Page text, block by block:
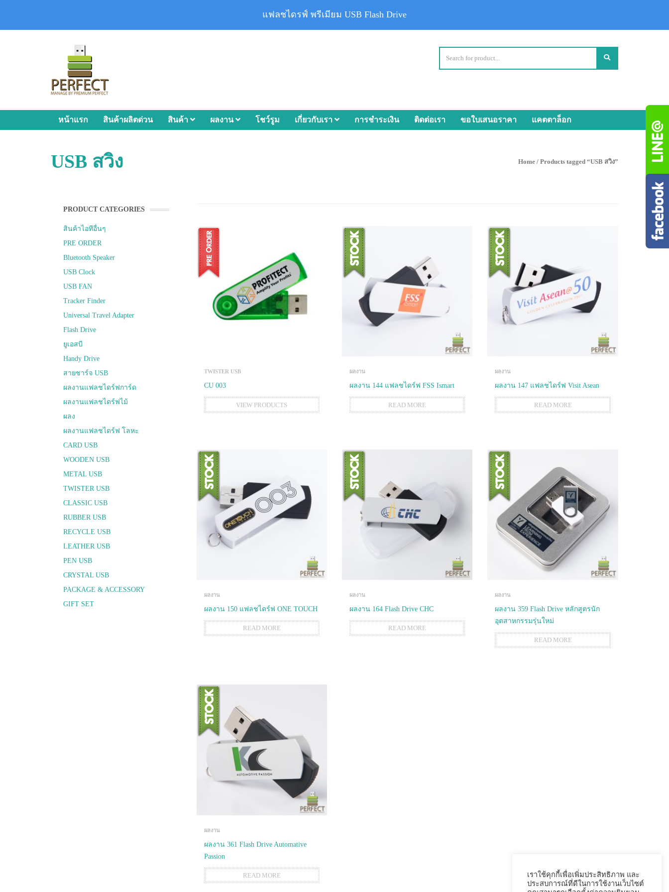
หน้าแรก สินค้าผลิตด่วน สินค้า ผลงาน โชว์รูม เกี่ยวกับเรา การชำระเงิน ติดต่อเรา ขอใบเสนอราคา แคตตาล็อก
USB สวิง Home / Products tagged “USB สวิง”
PRODUCT CATEGORIES
สินค้าไอทีอื่นๆ
PRE ORDER
Bluetooth Speaker
USB Clock
USB FAN
Tracker Finder
Universal Travel Adapter
Flash Drive
ยูเอสบี
Handy Drive
สายชาร์จ USB
ผลงานแฟลชไดร์ฟการ์ด
ผลงานแฟลชไดร์ฟไม้
ผลง
ผลงานแฟลชไดร์ฟ โลหะ
CARD USB
WOODEN USB
METAL USB
TWISTER USB
CLASSIC USB
RUBBER USB
RECYCLE USB
LEATHER USB
PEN USB
CRYSTAL USB
PACKAGE & ACCESSORY
GIFT SET
TWISTER USB
CU 003
VIEW PRODUCTS
ผลงาน
ผลงาน 144 แฟลชไดร์ฟ FSS Ismart
READ MORE
ผลงาน
ผลงาน 147 แฟลชไดร์ฟ Visit Asean
READ MORE
ผลงาน
ผลงาน 150 แฟลชไดร์ฟ ONE TOUCH
READ MORE
ผลงาน
ผลงาน 164 Flash Drive CHC
READ MORE
ผลงาน
ผลงาน 359 Flash Drive หลักสูตรนัก
อุตสาหกรรมรุ่นใหม่
READ MORE
ผลงาน
ผลงาน 361 Flash Drive Automative
Passion
READ MORE
เราใช้คุกกี้เพื่อเพิ่มประสิทธิภาพ และ
ประสบการณ์ที่ดีในการใช้งานเว็บไซต์
แฟลชไดรฟ์ พรีเมียม USB Flash Drive